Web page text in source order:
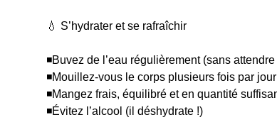
💧 S’hydrater et se rafraîchir
◾Buvez de l’eau régulièrement (sans
◾Mouillez-vous le corps plusieurs fois par
◾Mangez frais, équilibré et en quantité
◾Évitez l’alcool (il déshydrate !)